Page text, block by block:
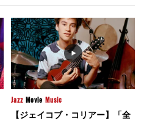
Jazz Movie Music
【ジェイコブ・コリアー】「全